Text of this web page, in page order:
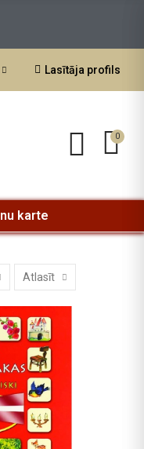
Lasītāja profils
0
karte
Atlasīt